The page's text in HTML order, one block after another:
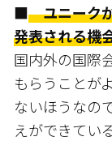
■ユニークか
発表される機
国内外の国際
もらうことが
ないほうなの
えができてい